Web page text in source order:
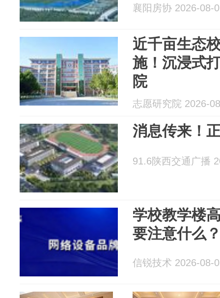
襄阳房协 2026-08-
近千亩生态
施！沉浸式
院
志愿研究院 2026-
消息传来！
91.6陕西交通广播
学校教学楼
要注意什么
信锐技术 2026-08-